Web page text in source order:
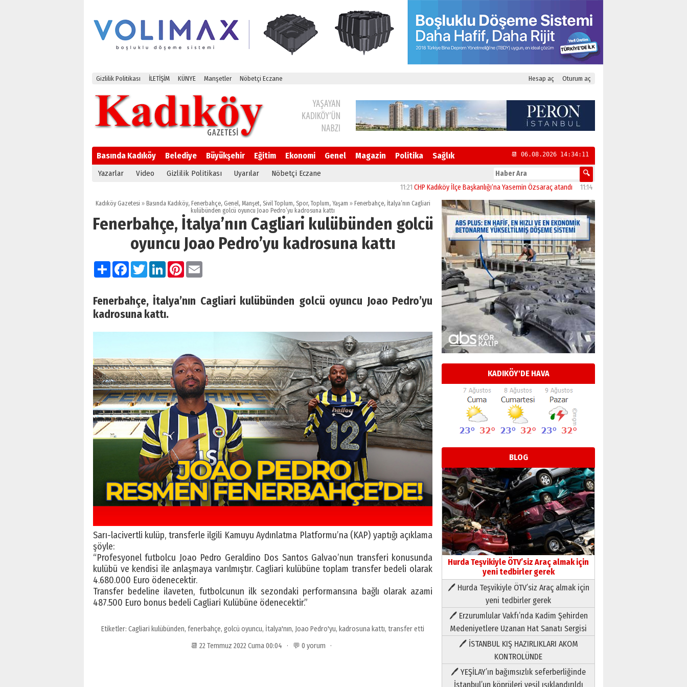
Gizlilik Politikası İLETİŞİM KÜNYE Manşetler Nöbetçi Eczane Hesap aç Oturum aç
Basında Kadıköy Belediye Büyükşehir Eğitim Ekonomi Genel Magazin Politika Sağlık 📆 06.08.2026 14:34:12
Yazarlar Video Gizlilik Politikası Uyarılar Nöbetçi Eczane
CHP Kadıköy İlçe Başkanlığı’na Yasemin Özsaraç atandı 11:14İstanbul’da CHP’nin 23 İlçe Başkanı Belli
Kadıköy Gazetesi » Basında Kadıköy, Fenerbahçe, Genel, Manşet, Sivil Toplum, Spor,Toplum, Yaşam »Fenerbahçe, İtalya’nın Cagliari
kulübünden golcü oyuncu Joao Pedro’yu kadrosuna kattı
Fenerbahçe, İtalya’nın Cagliari kulübünden golcü
oyuncu Joao Pedro’yu kadrosuna kattı
PaylaşFacebook
TwitterLinkedInPinterest
Fenerbahçe, İtalya’nın Cagliari kulübünden golcü oyuncu Joao Pedro’yu
kadrosuna kattı.
Sarı-lacivertli kulüp, transferle ilgili Kamuyu Aydınlatma Platformu’na (KAP) yaptığı açıklama
şöyle:
“Profesyonel futbolcu Joao Pedro Geraldino Dos Santos Galvao’nun transferi konusunda
kulübü ve kendisi ile anlaşmaya varılmıştır. Cagliari kulübüne toplam transfer bedeli olarak
4.680.000 Euro ödenecektir.
Transfer bedeline ilaveten, futbolcunun ilk sezondaki performansına bağlı olarak azami
487.500 Euro bonus bedeli Cagliari Kulübüne ödenecektir.”
Etiketler: Cagliari kulübünden, fenerbahçe, golcü oyuncu, İtalya'nın, Joao Pedro'yu, kadrosuna kattı, transfer etti
📆 22 Temmuz 2022 Cuma 00:04 · 💬 0 yorum ·
KADIKÖY'DE HAVA
BLOG
Hurda Teşvikiyle ÖTV’siz Araç almak için
yeni tedbirler gerek
🖊 Hurda Teşvikiyle ÖTV’siz Araç almak için
yeni tedbirler gerek
🖊 Erzurumlular Vakfı’nda Kadim Şehirden
Medeniyetlere Uzanan Hat Sanatı Sergisi
🖊 İSTANBUL KIŞ HAZIRLIKLARI AKOM
KONTROLÜNDE
🖊 YEŞİLAY’ın bağımsızlık seferberliğinde
İstanbul’un köprüleri yeşil ışıklandırıldı
Neşat YALÇIN
Paranın Aile Kültüründeki Yeri
03 Ağustos 2026 Pazartesi
Yıldırım Gündoğdu
HAVVA’NIN ÜÇ KIZI
09 Temmuz 2026 Perşembe